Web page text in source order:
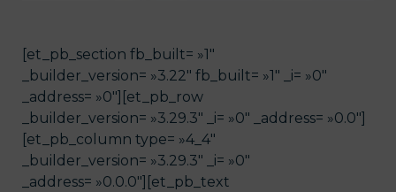
[et_pb_section fb_built= »1″
_builder_version= »3.22″ fb_built= »1″ _i= »0″
_address= »0″][et_pb_row
_builder_version= »3.29.3″ _i= »0″ _address= »0.0″]
[et_pb_column type= »4_4″
_builder_version= »3.29.3″ _i= »0″
_address= »0.0.0″][et_pb_text